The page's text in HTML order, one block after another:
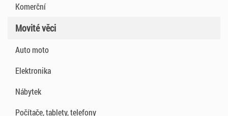
Komerční
Movité věci
Auto moto
Elektronika
Nábytek
Počítače, tablety, telefony